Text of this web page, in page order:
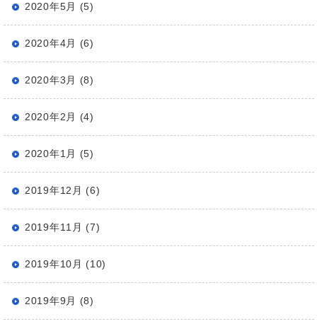
2020年5月 (5)
2020年4月 (6)
2020年3月 (8)
2020年2月 (4)
2020年1月 (5)
2019年12月 (6)
2019年11月 (7)
2019年10月 (10)
2019年9月 (8)